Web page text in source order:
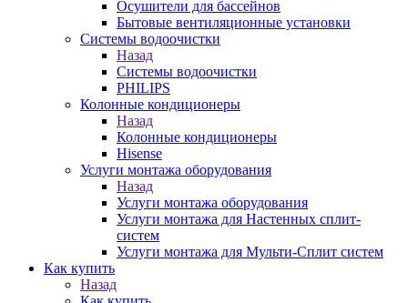
Осушители для бассейнов
Бытовые вентиляционные установки
Системы водоочистки
Назад
Системы водоочистки
PHILIPS
Колонные кондиционеры
Назад
Колонные кондиционеры
Hisense
Услуги монтажа оборудования
Назад
Услуги монтажа оборудования
Услуги монтажа для Настенных сплит-
систем
Услуги монтажа для Мульти-Сплит систем
Как купить
Назад